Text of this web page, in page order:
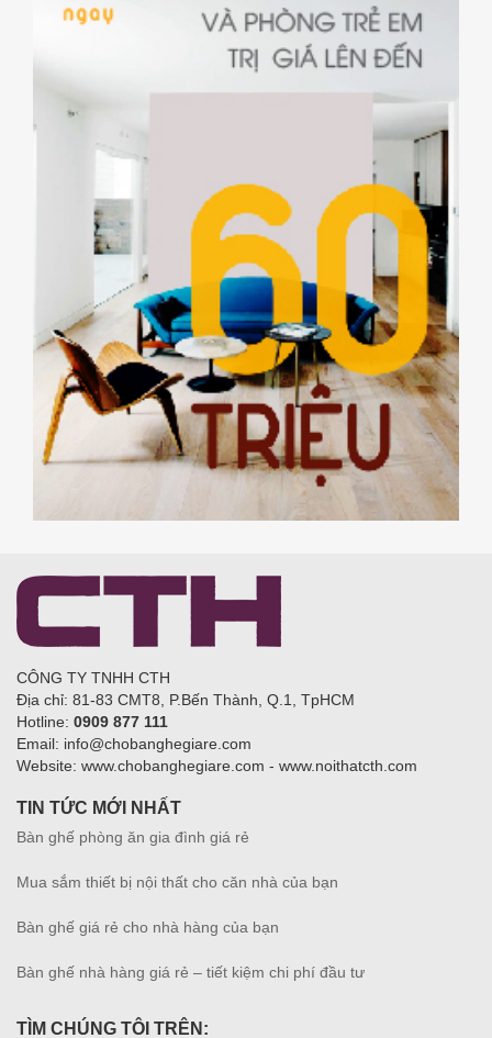
CÔNG TY TNHH CTH
Địa chỉ: 81-83 CMT8, P.Bến Thành, Q.1, TpHCM
Hotline: 0909 877 111
Email: info@chobanghegiare.com
Website: www.chobanghegiare.com - www.noithatcth.com
TIN TỨC MỚI NHẤT
Bàn ghế phòng ăn gia đình giá rẻ
Mua sắm thiết bị nội thất cho căn nhà của bạn
Bàn ghế giá rẻ cho nhà hàng của bạn
Bàn ghế nhà hàng giá rẻ – tiết kiệm chi phí đầu tư
TÌM CHÚNG TÔI TRÊN: